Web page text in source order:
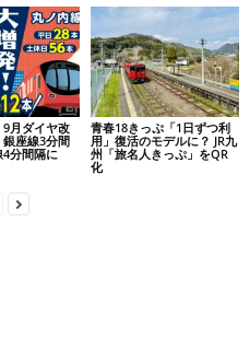
月ダイヤ改
座線3分間
分間隔に
青春18きっぷ「1日ずつ利
用」復活のモデルに？ JR九
州「旅名人きっぷ」をQR
化